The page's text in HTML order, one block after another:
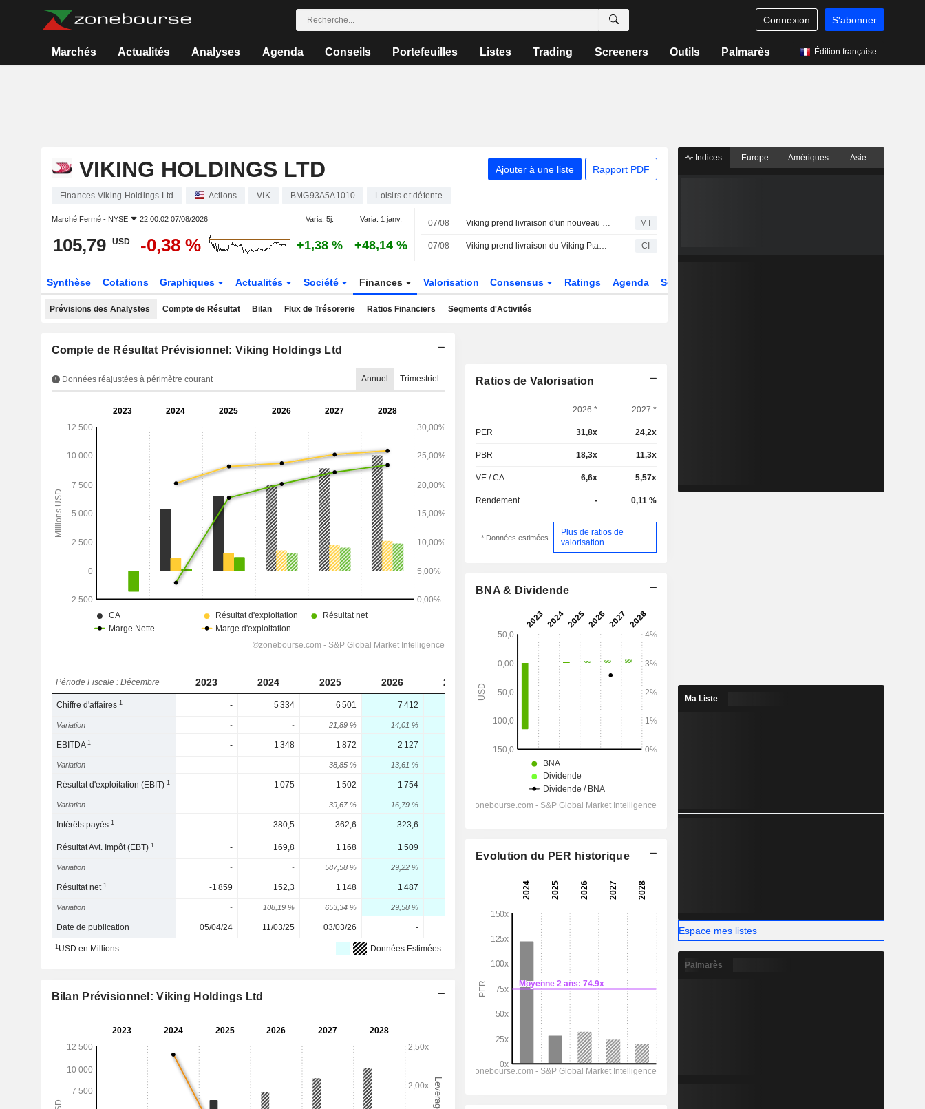
Connexion S'abonner
Marchés Actualités Analyses Agenda Conseils Portefeuilles Listes Trading Screeners Outils Palmarès Édition française
VIKING HOLDINGS LTD Ajouter à une liste Rapport PDF
Finances Viking Holdings Ltd Actions VIK BMG93A5A1010 Loisirs et détente
Marché Fermé - NYSE 22:00:02 07/08/2026 Varia. 5j. Varia. 1 janv.
105,79 USD -0,38 % +1,38 % +48,14 %
07/08 Viking prend livraison d'un nouveau navire fluvial et renforce sa flotte sur le Nil MT
07/08 Viking prend livraison du Viking Ptah, son nouveau navire en Égypte CI
Synthèse Cotations Graphiques Actualités Société Finances Valorisation Consensus Ratings Agenda Secteur
Prévisions des Analystes Compte de Résultat Bilan Flux de Trésorerie Ratios Financiers Segments d'Activités
Compte de Résultat Prévisionnel: Viking Holdings Ltd
Données réajustées à périmètre courant Annuel Trimestriel
Période Fiscale : Décembre 2023 2024 2025 2026 2027
Chiffre d'affaires1 - 5 334 6 501 7 412 10 018
Variation - - 21,89 % 14,01 % 12,78 %
EBITDA1 - 1 348 1 872 2 127 3 049
Variation - - 38,85 % 13,61 % 15,13 %
Résultat d'exploitation (EBIT)1 - 1 075 1 502 1 754 2 589
Variation - - 39,67 % 16,79 % 27,52 % 15,76 %
Intérêts payés1 - -380,5 -362,6 -323,6
Résultat Avt. Impôt (EBT)1 - 169,8 1 168 1 509
Variation - - 587,58 % 29,22 %
Résultat net1 -1 859 152,3 1 148 1 487 2 338
Variation - 108,19 % 653,34 % 29,58 %
Date de publication 05/04/24 11/03/25 03/03/26 - -
1USD en Millions Données Estimées
Bilan Prévisionnel: Viking Holdings Ltd
Ratios de Valorisation
2026 * 2027 *
PER 31,8x 24,2x
PBR 18,3x 11,3x
VE / CA 6,6x 5,57x
Rendement - 0,11 %
* Données estimées
Plus de ratios de
valorisation
BNA & Dividende
Evolution du PER historique
Indices Europe Amériques Asie
Ma Liste
Espace mes listes
Palmarès